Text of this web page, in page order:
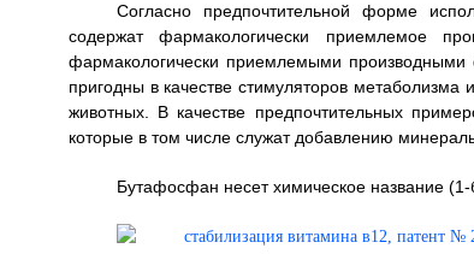
Согласно предпочтительной форме
содержат фармакологически приемлемое
фармакологически приемлемыми
пригодны в качестве стимуляторов
животных. В качестве предпочтительных
которые в том числе служат добавлению
Бутафосфан несет химическое название